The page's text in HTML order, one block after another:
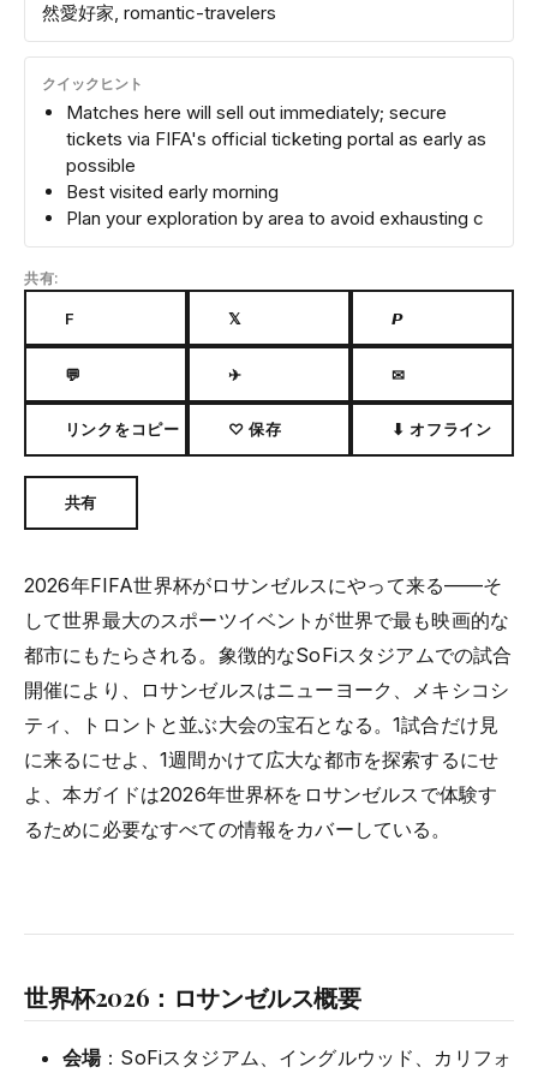
然愛好家, romantic-travelers
クイックヒント
Matches here will sell out immediately; secure
tickets via FIFA's official ticketing portal as early as
possible
Best visited early morning
Plan your exploration by area to avoid exhausting c
共有:
F 𝕏 𝙋
💬 ✈ ✉
リンクをコピー ♡ 保存 ⬇ オフライン
共有
2026年FIFA世界杯がロサンゼルスにやって来る——そ
して世界最大のスポーツイベントが世界で最も映画的な
都市にもたらされる。象徴的なSoFiスタジアムでの試合
開催により、ロサンゼルスはニューヨーク、メキシコシ
ティ、トロントと並ぶ大会の宝石となる。1試合だけ見
に来るにせよ、1週間かけて広大な都市を探索するにせ
よ、本ガイドは2026年世界杯をロサンゼルスで体験す
るために必要なすべての情報をカバーしている。
世界杯2026：ロサンゼルス概要
会場：SoFiスタジアム、イングルウッド、カリフォ